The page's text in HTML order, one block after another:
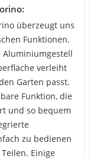
überzeugt uns
Funktionen.
Aluminiumgestell
verleiht
Garten passt.
Funktion, die
und so bequem
zu bedienen
Einige